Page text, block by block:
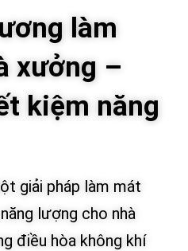
làm
xưởng –
kiệm năng
giải pháp làm mát
lượng cho nhà
điều hòa không khí